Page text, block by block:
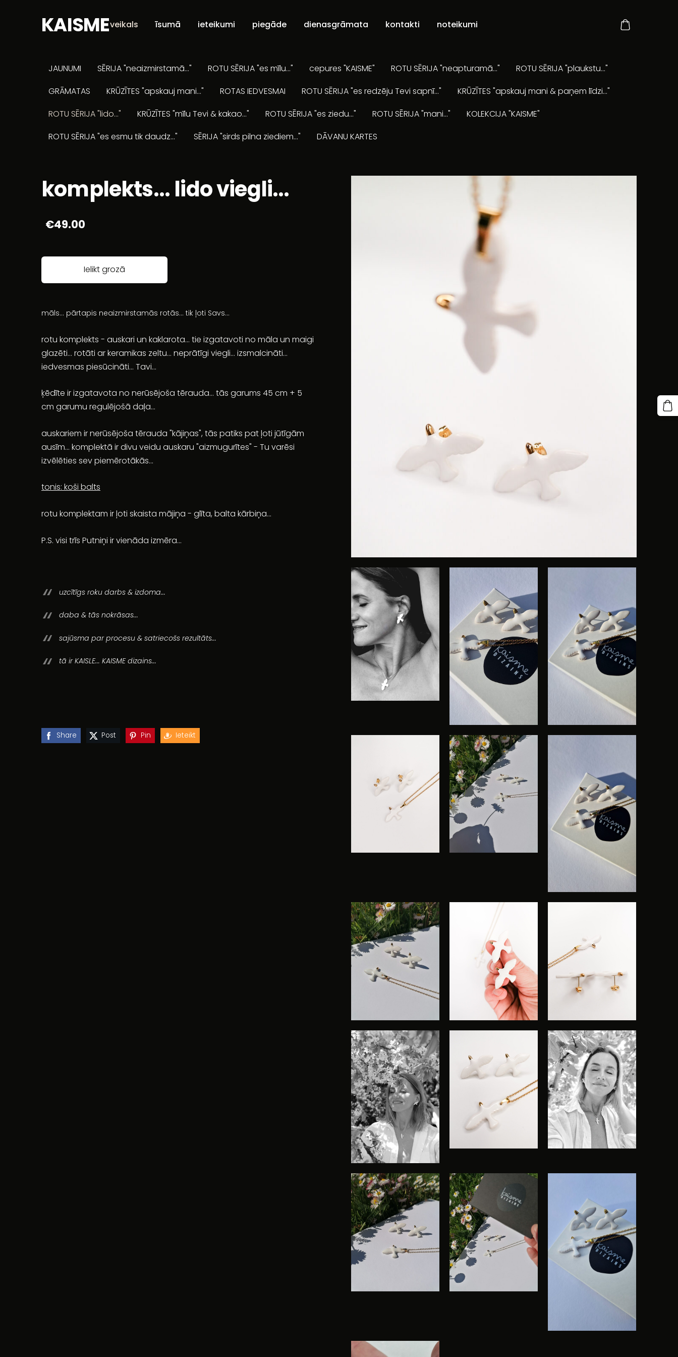
KAISMEveikals īsumā ieteikumi piegāde dienasgrāmata kontakti noteikumi
JAUNUMI SĒRIJA "neaizmirstamā..." ROTU SĒRIJA "es mīlu..." cepures "KAISME" ROTU SĒRIJA "neapturamā..."
ROTU SĒRIJA "plaukstu..."
GRĀMATAS
KRŪZĪTES "apskauj mani..." ROTAS IEDVESMAI ROTU SĒRIJA "es redzēju Tevi sapnī..."
KRŪZĪTES "apskauj mani & paņem līdzi..."
ROTU SĒRIJA "lido..."
KRŪZĪTES "mīlu Tevi & kakao..." ROTU SĒRIJA "es ziedu..." ROTU SĒRIJA "mani..."
KOLEKCIJA "KAISME"
ROTU SĒRIJA "es esmu tik daudz..."
SĒRIJA "sirds pilna ziediem..." DĀVANU KARTES
komplekts... lido viegli...
€49.00
Ielikt grozā
māls... pārtapis neaizmirstamās rotās... tik ļoti Savs...
rotu komplekts - auskari un kaklarota... tie izgatavoti no māla un maigi
glazēti... rotāti ar keramikas zeltu... neprātīgi viegli... izsmalcināti...
iedvesmas piesūcināti... Tavi...
ķēdīte ir izgatavota no nerūsējoša tērauda... tās garums 45 cm + 5
cm garumu regulējošā daļa...
auskariem ir nerūsējoša tērauda "kājiņas", tās patiks pat ļoti jūtīgām
ausīm... komplektā ir divu veidu auskaru "aizmugurītes" - Tu varēsi
izvēlēties sev piemērotākās...
tonis: koši balts
rotu komplektam ir ļoti skaista mājiņa - glīta, balta kārbiņa...
P.S. visi trīs Putniņi ir vienāda izmēra...
uzcītīgs roku darbs & izdoma...
daba & tās nokrāsas...
sajūsma par procesu & satriecošs rezultāts...
tā ir KAISLE... KAISME dizains...
Share Post Pin Ieteikt